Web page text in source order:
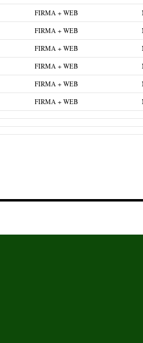
FIRMA + WEB
FIRMA + WEB
FIRMA + WEB
FIRMA + WEB
FIRMA + WEB
FIRMA + WEB